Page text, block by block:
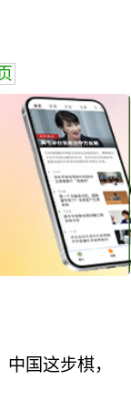
国这步棋，